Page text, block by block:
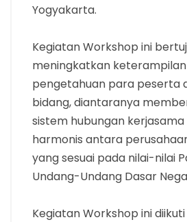
Yogyakarta.
Kegiatan Workshop ini
meningkatkan
pengetahuan para peserta
bidang, diantaranya
sistem hubungan
harmonis antara
yang sesuai pada nilai-nilai
Undang-Undang Dasar
Kegiatan Workshop ini